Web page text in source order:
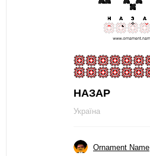
НАЗАР
Україна
Ornament Name